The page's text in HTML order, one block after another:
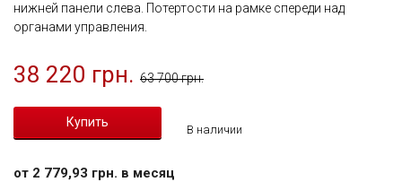
нижней панели слева. Потертости на рамке спереди над
органами управления.
38 220 грн. 63 700 грн.
В наличии
от 2 779,93 грн. в месяц